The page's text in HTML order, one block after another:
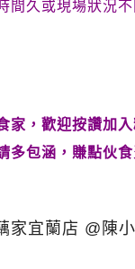
間久或現場狀況
家，歡迎按讚加
多包涵，賺點伙